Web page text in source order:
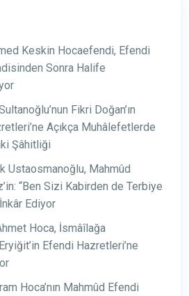
Keskin Hocaefendi, Efendi
Sonra Halife
Fikri Doğan’ın
Açıkça Muhâlefetlerde
Şâhitliği
Ustaosmanoğlu, Mahmûd
“Ben Sizi Kabirden de Terbiye
Ediyor
Hoca, İsmâîlağa
Efendi Hazretleri’ne
Hoca’nın Mahmûd Efendi